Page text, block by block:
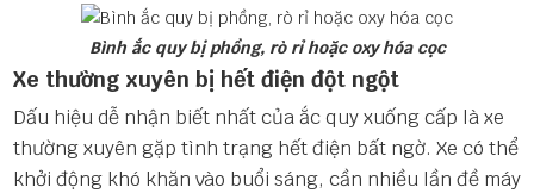
Bình ắc quy bị phồng, rò rỉ hoặc oxy hóa cọc
Xe thường xuyên bị hết điện đột ngột
Dấu hiệu dễ nhận biết nhất của ắc quy xuống cấp là xe
thường xuyên gặp tình trạng hết điện bất ngờ. Xe có thể
khởi động khó khăn vào buổi sáng, cần nhiều lần đề máy